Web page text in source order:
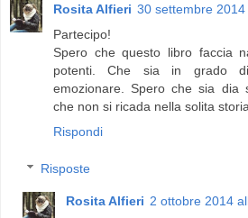
Rosita Alfieri 30 settembre 2014
Partecipo!
Spero che questo libro faccia
potenti. Che sia in grado
emozionare. Spero che sia dia
che non si ricada nella solita
Rispondi
Risposte
Rosita Alfieri 2 ottobre 2014